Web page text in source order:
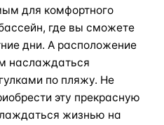
для комфортного
где вы сможете
дни. А расположение
наслаждаться
по пляжу. Не
эту прекрасную
жизнью на